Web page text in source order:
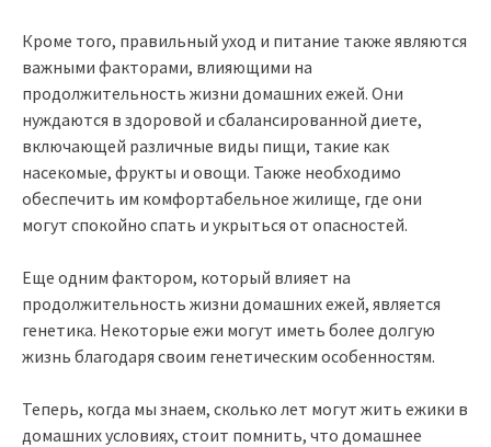
Кроме того, правильный уход и питание также являются
важными факторами, влияющими на
продолжительность жизни домашних ежей. Они
нуждаются в здоровой и сбалансированной диете,
включающей различные виды пищи, такие как
насекомые, фрукты и овощи. Также необходимо
обеспечить им комфортабельное жилище, где они
могут спокойно спать и укрыться от опасностей.
Еще одним фактором, который влияет на
продолжительность жизни домашних ежей, является
генетика. Некоторые ежи могут иметь более долгую
жизнь благодаря своим генетическим особенностям.
Теперь, когда мы знаем, сколько лет могут жить ежики в
домашних условиях, стоит помнить, что домашнее